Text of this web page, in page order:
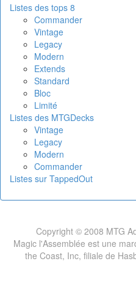
Listes des tops 8
Commander
Vintage
Legacy
Modern
Extends
Standard
Bloc
Limité
Listes des MTGDecks
Vintage
Legacy
Modern
Commander
Listes sur TappedOut
Copyright © 2008 MTG
Magic l'Assemblée est une
the Coast, Inc, filiale de